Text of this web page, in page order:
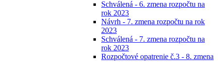
Schválená - 6. zmena rozpočtu na
rok 2023
Návrh - 7. zmena rozpočtu na rok
2023
Schválená - 7. zmena rozpočtu na
rok 2023
Rozpočtové opatrenie č.3 - 8. zmena